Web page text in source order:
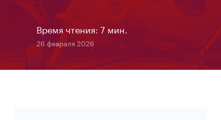
Время чтения: 7 мин.
26 февраля 2026